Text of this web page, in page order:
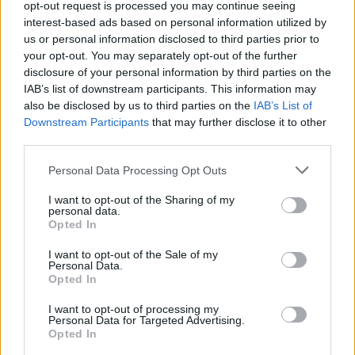
opt-out request is processed you may continue seeing
interest-based ads based on personal information utilized by
us or personal information disclosed to third parties prior to
your opt-out. You may separately opt-out of the further
disclosure of your personal information by third parties on the
IAB’s list of downstream participants. This information may
also be disclosed by us to third parties on the IAB’s List of
Downstream Participants that may further disclose it to other
Please note that this website/app uses one or more Google
not limited to your visit or usage behaviour. You may click to
grant or deny consent to Google and its third-party tags to
use your data for below specified purposes in below Google
consent section.
Personal Data Processing Opt Outs
I want to opt-out of the Sharing of my
personal data.
Opted In
I want to opt-out of the Sale of my
Personal Data.
Opted In
I want to opt-out of processing my
Personal Data for Targeted Advertising.
Opted In
l’ordine di allontanamento per 48 ore dallo scalo. In
totale, i Carabinieri della Stazione Aeroporto
Fiumicino hanno elevato sanzioni amministrative per
un totale di circa 8.500 euro. Un applauso alle forze
dell’ordine che, fra mille difficoltà riescono sempre a
salvarci la pelle.
POTREBBE INTERESSARTI
Ryanair punta su Roma, il colosso
dipendenti
“Da Fiumicino al centro città in
20 minuti”